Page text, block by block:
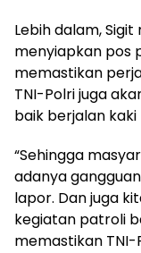
Lebih dalam,
menyiapkan pos
memastikan
TNI-Polri juga
baik berjalan
“Sehingga
adanya
lapor. Dan juga
kegiatan patroli
memastikan TNI-